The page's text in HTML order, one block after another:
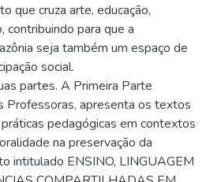
que cruza arte, educação,
contribuindo para que a
seja também um espaço de
social.
partes. A Primeira Parte
Professoras, apresenta os textos
pedagógicas em contextos
na preservação da
intitulado ENSINO, LINGUAGEM